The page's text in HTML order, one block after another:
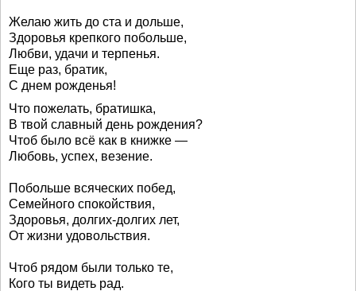
Желаю жить до ста и дольше,
Здоровья крепкого побольше,
Любви, удачи и терпенья.
Еще раз, братик,
С днем рожденья!
Что пожелать, братишка,
В твой славный день рождения?
Чтоб было всё как в книжке —
Любовь, успех, везение.
Побольше всяческих побед,
Семейного спокойствия,
Здоровья, долгих-долгих лет,
От жизни удовольствия.
Чтоб рядом были только те,
Кого ты видеть рад.